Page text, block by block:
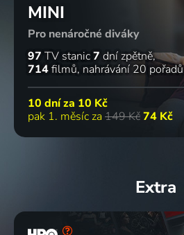
MINI
Pro nenáročné diváky
97 TV stanic7 dní zpětně
714filmů nahrávání 20 pořadů
10 dní za 10 Kč
pak 1. měsíc za 149 Kč74 Kč
Extra